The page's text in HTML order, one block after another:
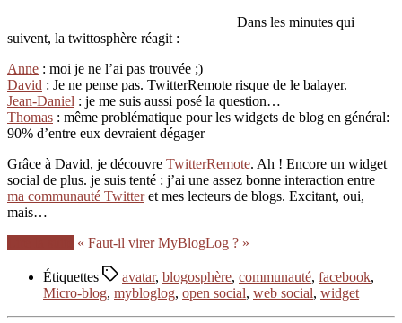
Dans les minutes qui
suivent, la twittosphère réagit :
Anne : moi je ne l’ai pas trouvée ;)
David : Je ne pense pas. TwitterRemote risque de le balayer.
Jean-Daniel : je me suis aussi posé la question…
Thomas : même problématique pour les widgets de blog en général:
90% d’entre eux devraient dégager
Grâce à David, je découvre TwitterRemote. Ah ! Encore un widget
social de plus. je suis tenté : j’ai une assez bonne interaction entre
ma communauté Twitteret mes lecteurs de blogs. Excitant, oui,
mais…
« Faut-il virer MyBlogLog ? »
Étiquettes avatar, blogosphère, communauté, facebook,
Micro-blog, mybloglog, open social, web social, widget